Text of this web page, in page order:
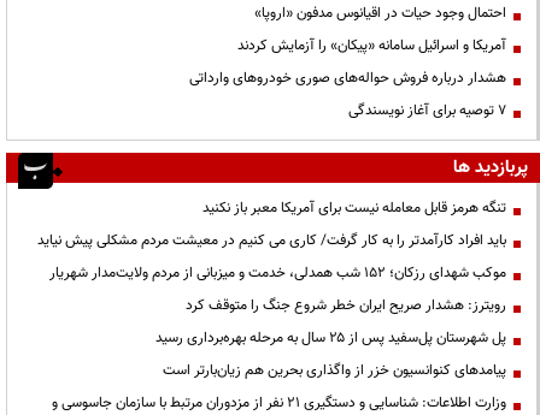
احتمال وجود حیات در اقیانوس مدفون «اروپا»
آمریکا و اسرائیل سامانه «پیکان» را آزمایش کردند
هشدار درباره فروش حواله‌های صوری خودروهای وارداتی
۷ توصیه برای آغاز نویسندگی
پربازدید ها
تنگه هرمز قابل معامله نیست برای آمریکا معبر باز نکنید
باید افراد کارآمدتر را به کار گرفت/ کاری می کنیم در معیشت مردم مشکلی پیش نیاید
موکب شهدای رزکان؛ ۱۵۲ شب همدلی، خدمت و میزبانی از مردم ولایت‌مدار شهریار
رویترز: هشدار صریح ایران خطر شروع جنگ را متوقف کرد
پل شهرستان پل‌سفید پس از ۲۵ سال به مرحله بهره‌برداری رسید
پیامدهای کنوانسیون خزر از واگذاری بحرین هم زیان‌بارتر است
وزارت اطلاعات: شناسایی و دستگیری ۲۱ نفر از مزدوران مرتبط با سازمان جاسوسی و